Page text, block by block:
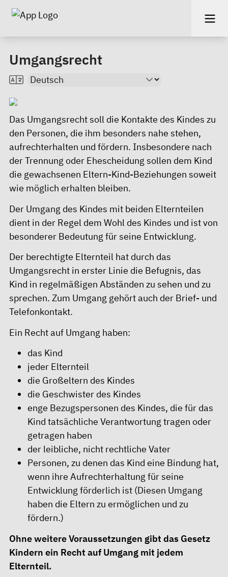
Umgangsrecht
Das Umgangsrecht soll die Kontakte des Kindes zu
den Personen, die ihm besonders nahe stehen,
aufrechterhalten und fördern. Insbesondere nach
der Trennung oder Ehescheidung sollen dem Kind
die gewachsenen Eltern-Kind-Beziehungen soweit
wie möglich erhalten bleiben.
Der Umgang des Kindes mit beiden Elternteilen
dient in der Regel dem Wohl des Kindes und ist von
besonderer Bedeutung für seine Entwicklung.
Der berechtigte Elternteil hat durch das
Umgangsrecht in erster Linie die Befugnis, das
Kind in regelmäßigen Abständen zu sehen und zu
sprechen. Zum Umgang gehört auch der Brief- und
Telefonkontakt.
Ein Recht auf Umgang haben:
das Kind
jeder Elternteil
die Großeltern des Kindes
die Geschwister des Kindes
enge Bezugspersonen des Kindes, die für das
Kind tatsächliche Verantwortung tragen oder
getragen haben
der leibliche, nicht rechtliche Vater
Personen, zu denen das Kind eine Bindung hat,
wenn ihre Aufrechterhaltung für seine
Entwicklung förderlich ist (Diesen Umgang
haben die Eltern zu ermöglichen und zu
fördern.)
Ohne weitere Voraussetzungen gibt das Gesetz
Kindern ein Recht auf Umgang mit jedem
Elternteil.